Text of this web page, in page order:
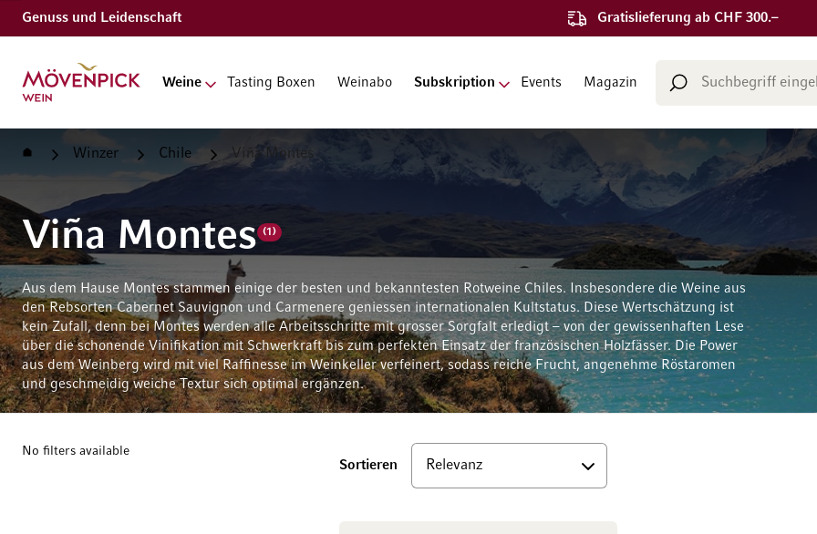
Genuss und Leidenschaft Gratislieferung ab CHF 300.–
Zur Startseite
Weine Tasting Boxen Weinabo Subskription Events Magazin
Suche
StartseiteWinzer Chile Viña Montes
Viña Montes (1)
Aus dem Hause Montes stammen einige der besten und bekanntesten Rotweine Chiles. Insbesondere die Weine aus
den Rebsorten Cabernet Sauvignon und Carmenere geniessen internationalen Kultstatus. Diese Wertschätzung ist
kein Zufall, denn bei Montes werden alle Arbeitsschritte mit grosser Sorgfalt erledigt – von der gewissenhaften Lese
über die schonende Vinifikation mit Schwerkraft bis zum perfekten Einsatz der französischen Holzfässer. Die Power
aus dem Weinberg wird mit viel Raffinesse im Weinkeller verfeinert, sodass reiche Frucht, angenehme Röstaromen
und geschmeidig weiche Textur sich optimal ergänzen.
No filters available
Sortieren